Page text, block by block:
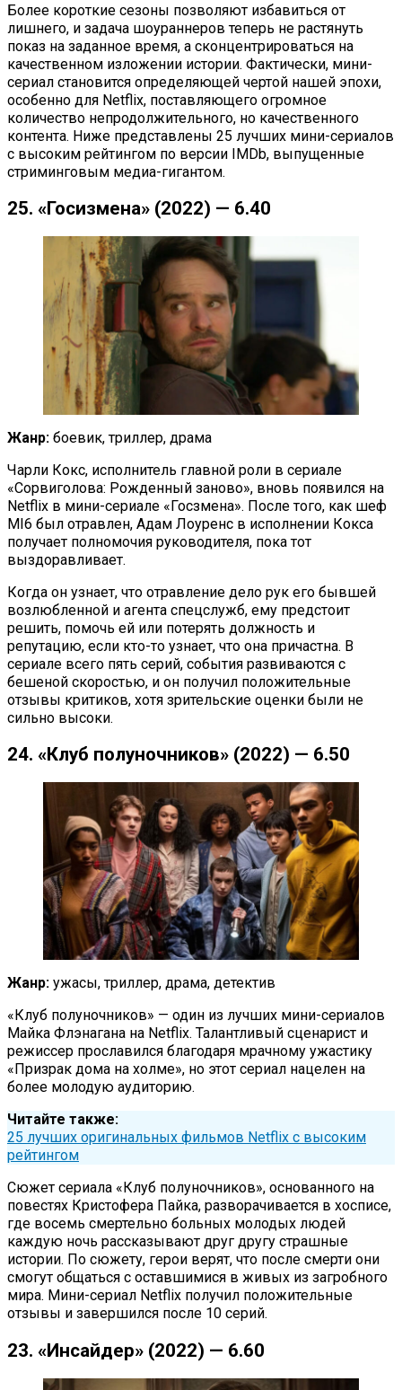
Более короткие сезоны позволяют избавиться от
лишнего, и задача шоураннеров теперь не растянуть
показ на заданное время, а сконцентрироваться на
качественном изложении истории. Фактически, мини-
сериал становится определяющей чертой нашей эпохи,
особенно для Netflix, поставляющего огромное
количество непродолжительного, но качественного
контента. Ниже представлены 25 лучших мини-сериалов
с высоким рейтингом по версии IMDb, выпущенные
стриминговым медиа-гигантом.
25. «Госизмена» (2022) — 6.40
Жанр: боевик, триллер, драма
Чарли Кокс, исполнитель главной роли в сериале
«Сорвиголова: Рожденный заново», вновь появился на
Netflix в мини-сериале «Госзмена». После того, как шеф
MI6 был отравлен, Адам Лоуренс в исполнении Кокса
получает полномочия руководителя, пока тот
выздоравливает.
Когда он узнает, что отравление дело рук его бывшей
возлюбленной и агента спецслужб, ему предстоит
решить, помочь ей или потерять должность и
репутацию, если кто-то узнает, что она причастна. В
сериале всего пять серий, события развиваются с
бешеной скоростью, и он получил положительные
отзывы критиков, хотя зрительские оценки были не
сильно высоки.
24. «Клуб полуночников» (2022) — 6.50
Жанр: ужасы, триллер, драма, детектив
«Клуб полуночников» — один из лучших мини-сериалов
Майка Флэнагана на Netflix. Талантливый сценарист и
режиссер прославился благодаря мрачному ужастику
«Призрак дома на холме», но этот сериал нацелен на
более молодую аудиторию.
Читайте также:
25 лучших оригинальных фильмов Netflix с высоким
рейтингом
Сюжет сериала «Клуб полуночников», основанного на
повестях Кристофера Пайка, разворачивается в хосписе,
где восемь смертельно больных молодых людей
каждую ночь рассказывают друг другу страшные
истории. По сюжету, герои верят, что после смерти они
смогут общаться с оставшимися в живых из загробного
мира. Мини-сериал Netflix получил положительные
отзывы и завершился после 10 серий.
23. «Инсайдер» (2022) — 6.60